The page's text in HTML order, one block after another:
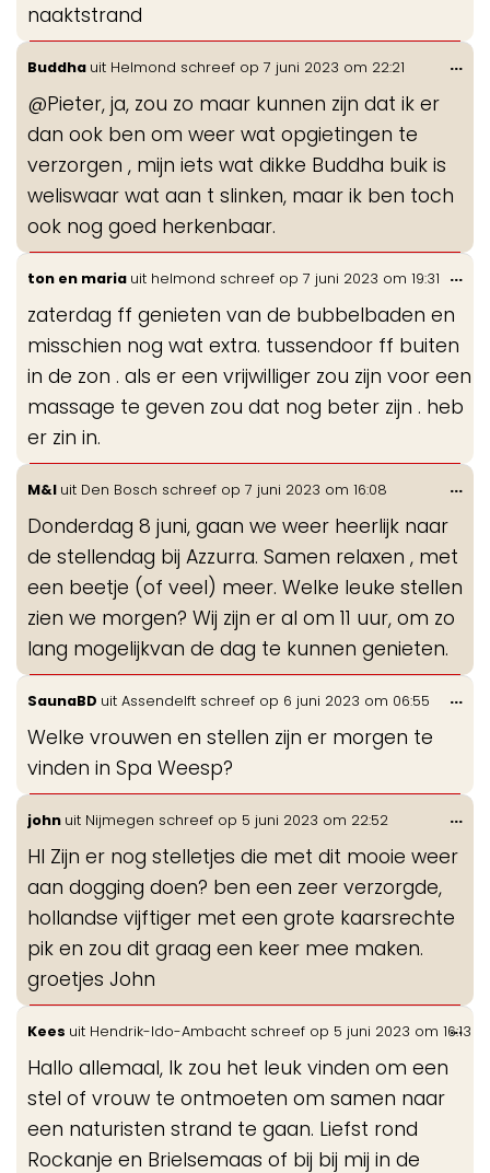
naaktstrand
Buddha uit Helmond schreef op 7 juni 2023 om 22:21
@Pieter, ja, zou zo maar kunnen zijn dat ik er
dan ook ben om weer wat opgietingen te
verzorgen , mijn iets wat dikke Buddha buik is
weliswaar wat aan t slinken, maar ik ben toch
ook nog goed herkenbaar.
...
ton en maria uit helmond schreef op 7 juni 2023 om 19:31
zaterdag ff genieten van de bubbelbaden en
misschien nog wat extra. tussendoor ff buiten
in de zon . als er een vrijwilliger zou zijn voor een
massage te geven zou dat nog beter zijn . heb
er zin in.
...
M&I uit Den Bosch schreef op 7 juni 2023 om 16:08
Donderdag 8 juni, gaan we weer heerlijk naar
de stellendag bij Azzurra. Samen relaxen , met
een beetje (of veel) meer. Welke leuke stellen
zien we morgen? Wij zijn er al om 11 uur, om zo
lang mogelijkvan de dag te kunnen genieten.
...
SaunaBD uit Assendelft schreef op 6 juni 2023 om 06:55
Welke vrouwen en stellen zijn er morgen te
vinden in Spa Weesp?
...
john uit Nijmegen schreef op 5 juni 2023 om 22:52
HI Zijn er nog stelletjes die met dit mooie weer
aan dogging doen? ben een zeer verzorgde,
hollandse vijftiger met een grote kaarsrechte
pik en zou dit graag een keer mee maken.
groetjes John
...
Kees uit Hendrik-Ido-Ambacht schreef op 5 juni 2023 om 16:13
Hallo allemaal, Ik zou het leuk vinden om een
stel of vrouw te ontmoeten om samen naar
een naturisten strand te gaan. Liefst rond
Rockanje en Brielsemaas of bij bij mij in de
...